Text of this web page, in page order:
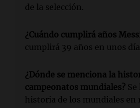
de la selección.
¿Cuándo cumplirá años
cumplirá 39 años en unos
¿Dónde se menciona la
campeonatos mundiales? Se
historia de los mundiales en